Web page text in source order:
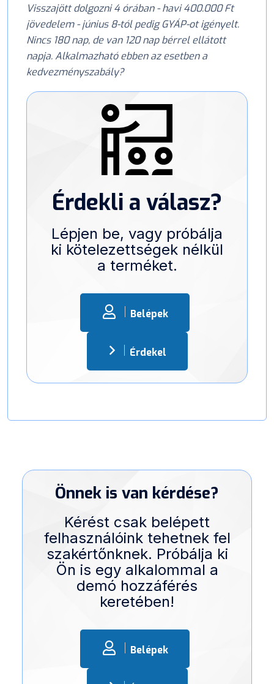
Visszajött dolgozni 4 órában - havi 400.000 Ft
jövedelem - június 8-tól pedig GYÁP-ot igényelt.
Nincs 180 nap, de van 120 nap bérrel ellátott
napja. Alkalmazható ebben az esetben a
kedvezményszabály?
Érdekli a válasz?
Lépjen be, vagy próbálja
ki kötelezettségek nélkül
a terméket.
Belépek
Érdekel
Önnek is van kérdése?
Kérést csak belépett
felhasználóink tehetnek fel
szakértőnknek. Próbálja ki
Ön is egy alkalommal a
demó hozzáférés
keretében!
Belépek